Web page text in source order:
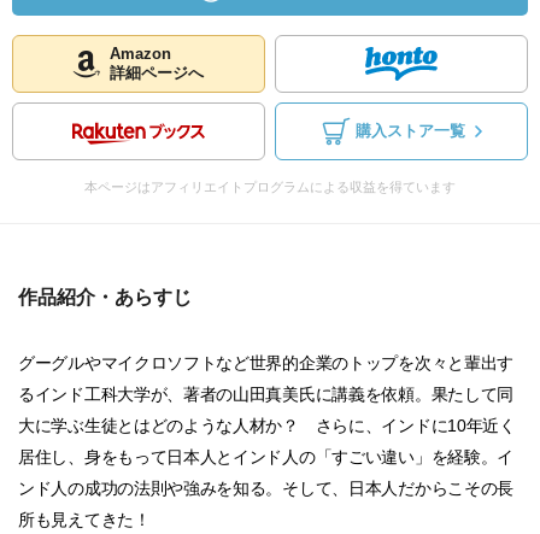
Amazon
詳細ページへ
購入ストア一覧
本ページはアフィリエイトプログラムによる収益を得ています
作品紹介・あらすじ
グーグルやマイクロソフトなど世界的企業のトップを次々と輩出す
るインド工科大学が、著者の山田真美氏に講義を依頼。果たして同
大に学ぶ生徒とはどのような人材か？ さらに、インドに10年近く
居住し、身をもって日本人とインド人の「すごい違い」を経験。イ
ンド人の成功の法則や強みを知る。そして、日本人だからこその長
所も見えてきた！